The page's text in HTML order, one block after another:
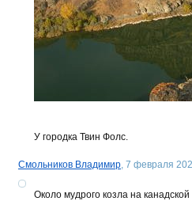
У городка Твин Фолс.
Смольников Владимир, 7 февраля
Около мудрого козла на